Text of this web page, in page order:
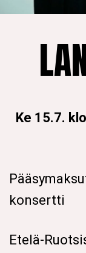
Ke 15.7.
konsertti
Etelä-